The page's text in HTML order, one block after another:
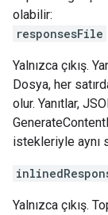
olabilir:
responsesFile
Yalnızca çıkış.
Dosya, her
olur. Yanıtlar,
istekleriyle aynı
Yalnızca çıkış.